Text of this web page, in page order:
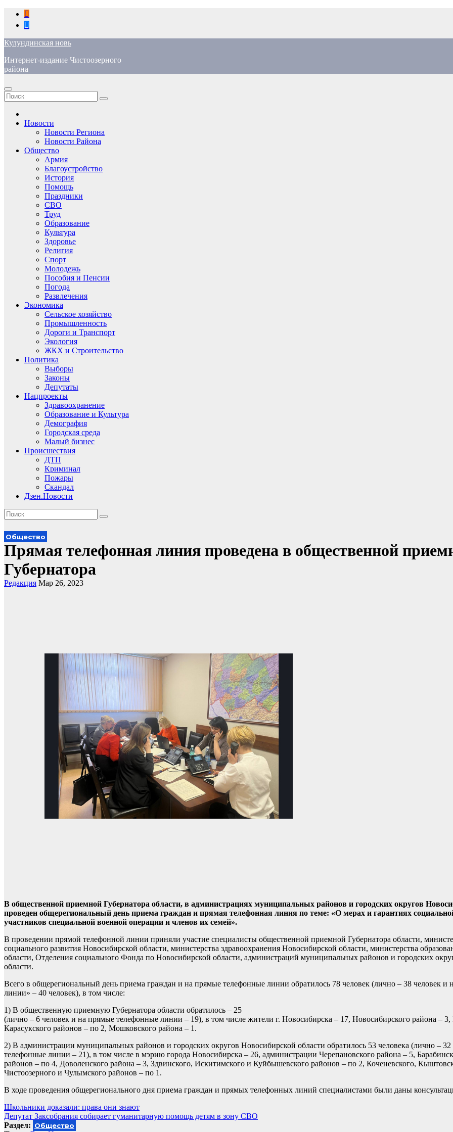
Перейти
содержимому
Кулундинская новь
Интернет-издание Чистоозерного
района
Новости
Новости Региона
Новости Района
Общество
Армия
Благоустройство
История
Помощь
Праздники
СВО
Труд
Образование
Культура
Здоровье
Религия
Спорт
Молодежь
Пособия и Пенсии
Погода
Развлечения
Экономика
Сельское хозяйство
Промышленность
Дороги и Транспорт
Экология
ЖКХ и Строительство
Политика
Выборы
Законы
Депутаты
Нацпроекты
Здравоохранение
Образование и Культура
Демография
Городская среда
Малый бизнес
Происшествия
ДТП
Криминал
Пожары
Скандал
Дзен.Новости
Общество
Прямая телефонная линия проведена в общественной
Губернатора
Редакция Мар 26, 2023
В общественной приемной Губернатора области, в администрациях муниципальных районов и городских округов
проведен общерегиональный день приема граждан и прямая телефонная линия по теме: «О мерах и гарантиях
участников специальной военной операции и членов их семей».
В проведении прямой телефонной линии приняли участие специалисты общественной приемной Губернатора области,
социального развития Новосибирской области, министерства здравоохранения Новосибирской области, министерства
области, Отделения социального Фонда по Новосибирской области, администраций муниципальных районов и городских
области.
Всего в общерегиональный день приема граждан и на прямые телефонные линии обратилось 78 человек (лично – 38 человек и
линии» – 40 человек), в том числе:
1) В общественную приемную Губернатора области обратилось – 25
(лично – 6 человек и на прямые телефонные линии – 19), в том числе жители г. Новосибирска – 17, Новосибирского района – 3,
Карасукского районов – по 2, Мошковского района – 1.
2) В администрации муниципальных районов и городских округов Новосибирской области обратилось 53 человека (лично –
телефонные линии – 21), в том числе в мэрию города Новосибирска – 26, администрации Черепановского района – 5,
районов – по 4, Доволенского района – 3, Здвинского, Искитимского и Куйбышевского районов – по 2, Коченевского,
Чистоозерного и Чулымского районов – по 1.
В ходе проведения общерегионального дня приема граждан и прямых телефонных линий специалистами были даны
Навигация
по
Школьники доказали: права они знают
Депутат Заксобрания собирает гуманитарную помощь детям в зону СВО
Раздел: Общество